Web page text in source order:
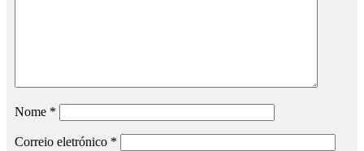
Nome *
Correio eletrónico *